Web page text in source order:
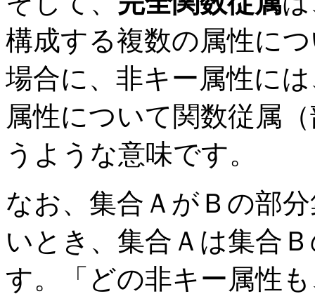
構成する複数の属性に
場合に、非キー属性に
属性について関数従属
うような意味です。
なお、集合ＡがＢの部
いとき、集合Ａは集合
す。「どの非キー属性